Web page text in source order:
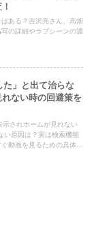
ある？吉沢亮さん、高畑
の詳細やラブシーンの濃
た」と出て治らな
ない時の回避策を
されホームが見れない
い原因は？実は検索機能
動画を見るための具体的